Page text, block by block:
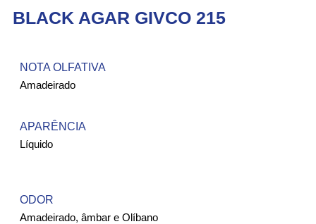
BLACK AGAR GIVCO 215
NOTA OLFATIVA
Amadeirado
APARÊNCIA
Líquido
ODOR
Amadeirado, âmbar e Olíbano